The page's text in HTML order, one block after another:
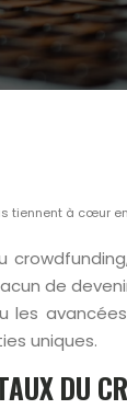
tiennent à cœur
de
les
uniques.
DU